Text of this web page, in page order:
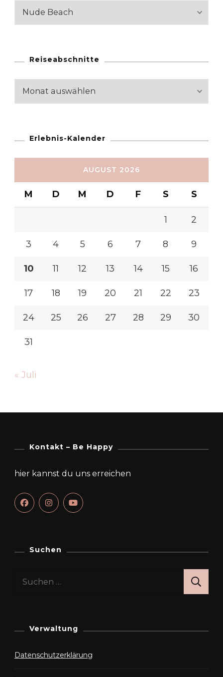
Kategorien
Reiseabschnitte
Reiseabschnitte
Erlebnis-Kalender
AUGUST 2026
M D M D F S S
1 2
3 4 5 6 7 8 9
10 11 12 13 14 15 16
17 18 19 20 21 22 23
24 25 26 27 28 29 30
31
« Juli
Kontakt – Be Happy
hier kannst du uns erreichen
Suchen
Suchen
Verwaltung
Datenschutzerklärung